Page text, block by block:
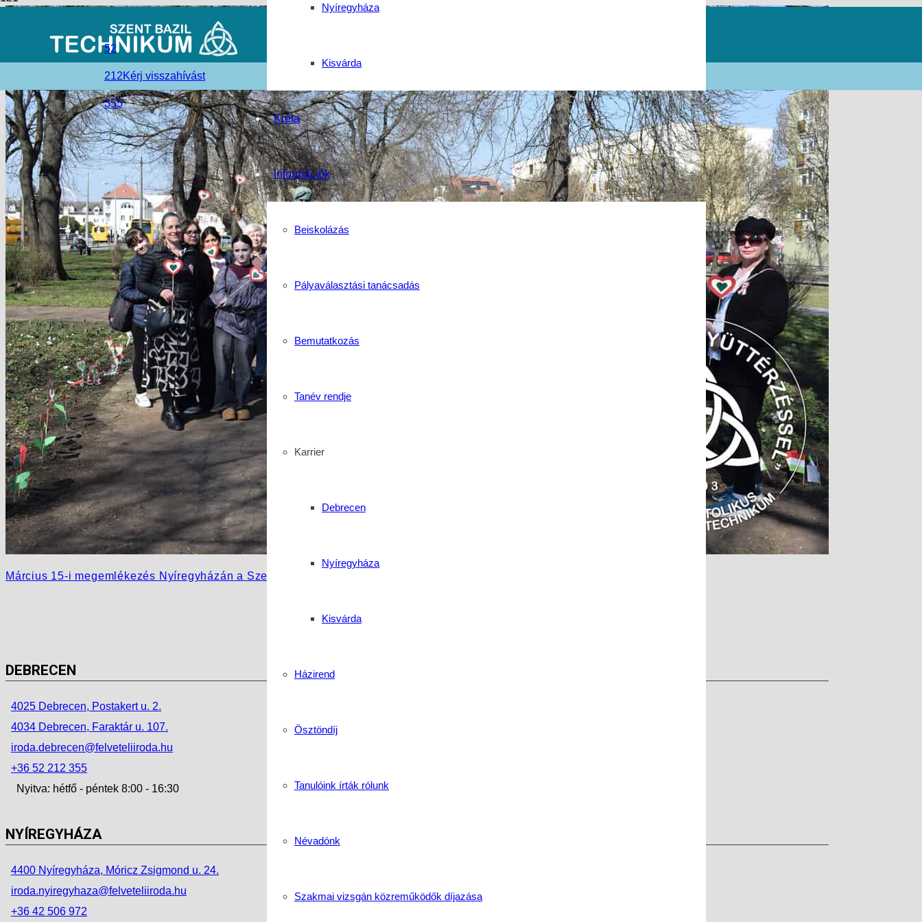
Nyíregyháza
Kisvárda
Kréta
Információk
Beiskolázás
Pályaválasztási tanácsadás
Bemutatkozás
Tanév rendje
Karrier
Debrecen
Nyíregyháza
Kisvárda
Házirend
Ösztöndíj
Tanulóink írták rólunk
Névadónk
Szakmai vizsgán közreműködők díjazása
52
212
355
Kérj visszahívást
Március 15-i megemlékezés Nyíregyházán a Szent Bazil Technikumban
DEBRECEN
4025 Debrecen, Postakert u. 2.
4034 Debrecen, Faraktár u. 107.
iroda.debrecen@felveteliiroda.hu
+36 52 212 355
Nyitva: hétfő - péntek 8:00 - 16:30
NYÍREGYHÁZA
4400 Nyíregyháza, Móricz Zsigmond u. 24.
iroda.nyiregyhaza@felveteliiroda.hu
+36 42 506 972